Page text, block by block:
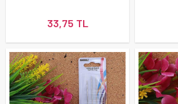
33,75 TL